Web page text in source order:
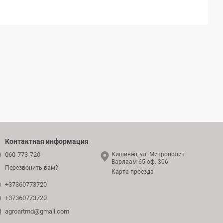
Контактная информация
060-773-720
Перезвонить вам?
+37360773720
+37360773720
agroartmd@gmail.com
Кишинёв, ул. Митрополит
Варлаам 65 оф. 306
Карта проезда